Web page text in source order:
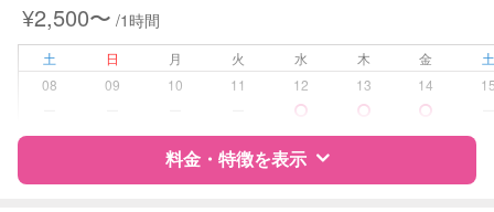
学校/塾の補習・宿題
中学生
高校生
¥2,500〜 /1時間
土 日 月 火 水 木 金
08
09 10 11 12 13 14
料金・特徴を表示